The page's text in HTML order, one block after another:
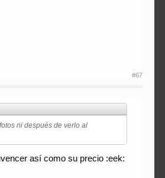
#67
ni después de verlo al
así como su precio :eek: